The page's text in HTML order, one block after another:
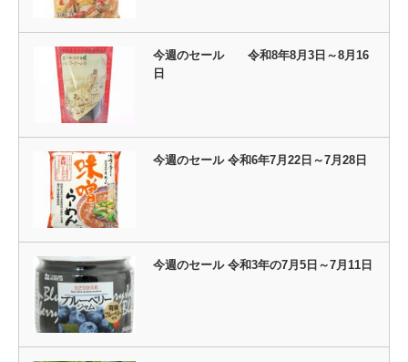
今週のセール 令和8年8月3日～8月16
日
今週のセール 令和6年7月22日～7月28日
今週のセール 令和3年の7月5日～7月11日